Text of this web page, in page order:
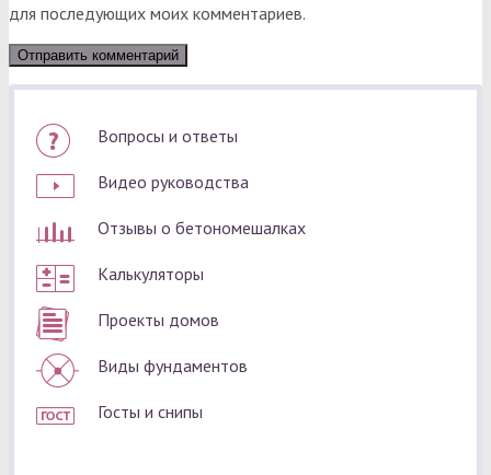
для последующих моих комментариев.
Вопросы и ответы
Видео руководства
Отзывы о бетономешалках
Калькуляторы
Проекты домов
Виды фундаментов
Госты и снипы